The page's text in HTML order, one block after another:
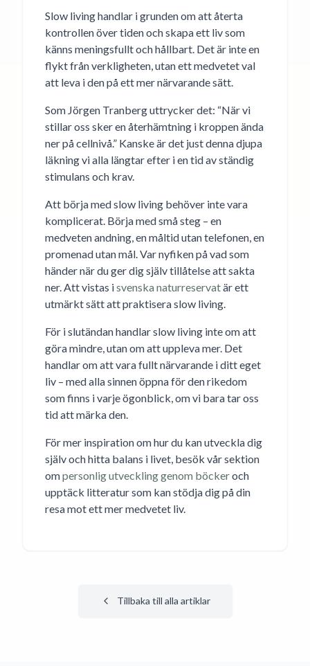
Slow living handlar i grunden om att återta
kontrollen över tiden och skapa ett liv som
känns meningsfullt och hållbart. Det är inte en
flykt från verkligheten, utan ett medvetet val
att leva i den på ett mer närvarande sätt.
Som Jörgen Tranberg uttrycker det: “När vi
stillar oss sker en återhämtning i kroppen ända
ner på cellnivå.” Kanske är det just denna djupa
läkning vi alla längtar efter i en tid av ständig
stimulans och krav.
Att börja med slow living behöver inte vara
komplicerat. Börja med små steg – en
medveten andning, en måltid utan telefonen, en
promenad utan mål. Var nyfiken på vad som
händer när du ger dig själv tillåtelse att sakta
ner. Att vistas isvenska naturreservatär ett
utmärkt sätt att praktisera slow living.
För i slutändan handlar slow living inte om att
göra mindre, utan om att uppleva mer. Det
handlar om att vara fullt närvarande i ditt eget
liv – med alla sinnen öppna för den rikedom
som finns i varje ögonblick, om vi bara tar oss
tid att märka den.
För mer inspiration om hur du kan utveckla dig
själv och hitta balans i livet, besök vår sektion
ompersonlig utveckling genom böckeroch
upptäck litteratur som kan stödja dig på din
resa mot ett mer medvetet liv.
Tillbaka till alla artiklar